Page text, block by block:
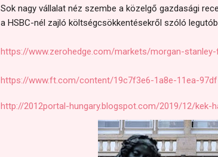
Sok nagy vállalat néz szembe a közelgő gazdasági
a HSBC-nél zajló költségcsökkentésekről szóló
https://www.zerohedge.com/markets/morgan-
https://www.ft.com/content/19c7f3e6-1a8e-11ea-
http://2012portal-hungary.blogspot.com/2019/12/kek-